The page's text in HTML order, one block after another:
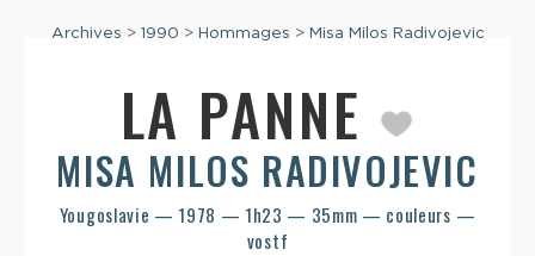
Archives > 1990 > Hommages > Misa Milos Radivojevic
LA PANNE
MISA MILOS RADIVOJEVIC
Yougoslavie — 1978 — 1h23 — 35mm — couleurs —
vostf